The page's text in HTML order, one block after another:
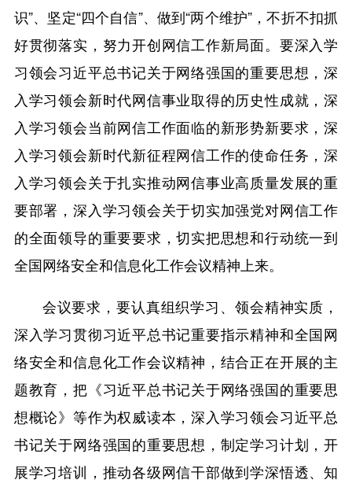
识”、坚定“四个自信”、做到“两个维护”，不折不扣抓
好贯彻落实，努力开创网信工作新局面。要深入学
习领会习近平总书记关于网络强国的重要思想，深
入学习领会新时代网信事业取得的历史性成就，深
入学习领会当前网信工作面临的新形势新要求，深
入学习领会新时代新征程网信工作的使命任务，深
入学习领会关于扎实推动网信事业高质量发展的重
要部署，深入学习领会关于切实加强党对网信工作
的全面领导的重要要求，切实把思想和行动统一到
全国网络安全和信息化工作会议精神上来。
会议要求，要认真组织学习、领会精神实质，
深入学习贯彻习近平总书记重要指示精神和全国网
络安全和信息化工作会议精神，结合正在开展的主
题教育，把《习近平总书记关于网络强国的重要思
想概论》等作为权威读本，深入学习领会习近平总
书记关于网络强国的重要思想，制定学习计划，开
展学习培训，推动各级网信干部做到学深悟透、知